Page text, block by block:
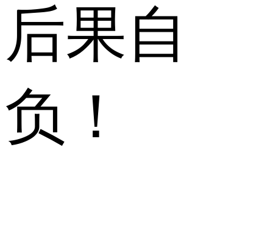
后果自
负！